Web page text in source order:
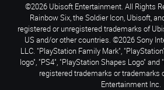
©2026 Ubisoft Entertainment. All Rights
Rainbow Six, the Soldier Icon, Ubisoft,
registered or unregistered trademarks of
US and/or other countries. ©2026 Sony
LLC. "PlayStation Family Mark",
logo", "PS4", "PlayStation Shapes Logo"
registered trademarks or trademarks
Entertainment Inc.